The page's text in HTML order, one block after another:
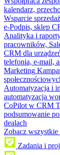
kalendarz,
Wsparcie
e-Podpis, sklep
Analityka i
pracowników,
CRM dla
telefonia, e-mail,
Marketing
Automatyzacja i
automatyzacja
CoPilot w CRM
podsumowanie
dealach
Zobacz
Zadania i